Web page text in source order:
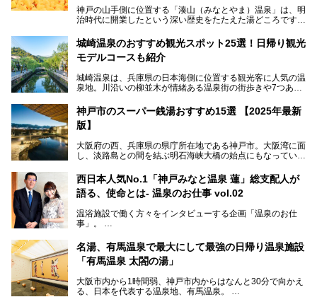
神戸の山手側に位置する「湊山（みなとやま）温泉」は、明
治時代に開業したという深い歴史をたたえた湯どころです。
っぱいに浮かぶアヒルちゃん。さらに、ゆったりくつろげて
コワーキングも可能な休憩スペースも人気に。斬新な企画や
設備で人々をアッと驚かせる湊山温泉の魅力をリポートしま
城崎温泉のおすすめ観光スポット25選！日帰り観光
モデルコースも紹介
城崎温泉は、兵庫県の日本海側に位置する観光客に人気の温
泉地。川沿いの柳並木が情緒ある温泉街の街歩きや7つある
られています。鉄道の駅から温泉街が近く、歩いて回るのに
ちょうどよい規模で、日帰りでの訪問にもおすすめです。
の観光スポットをピックアップ。温泉やご当地グルメなどを
盛り込んだ日帰り観光モデルコースも紹介しているので、ぜ
神戸市のスーパー銭湯おすすめ15選 【2025年最新
版】
大阪府の西、兵庫県の県庁所在地である神戸市。大阪湾に面
し、淡路島との間を結ぶ明石海峡大橋の始点にもなっていま
華街をはじめ、きらびやかに発展したハーバーランドなど、
人気観光スポットもめじろ押しです。
そして、温泉好きの視点から見ると、神戸市といえば何とい
湯です。そのお湯をリーズナブルに体験できる健康ランドや
スーパー銭湯があったら……。今回はそんな希望に沿う施設
きます！
西日本人気No.1「神戸みなと温泉 蓮」総支配人が
語る、使命とは- 温泉のお仕事 vol.02
温浴施設で働く方々をインタビューする企画「温泉のお仕
事」。
ング西日本1位、2年連続「ベストオブ宿泊賞」に輝いた
「神戸みなと温泉 蓮」の魅力に迫りました！
名湯、有馬温泉で最大にして最強の日帰り温泉施設
「有馬温泉 太閤の湯」
大阪市内から1時間弱、神戸市内からはなんと30分で向かえ
る、日本を代表する温泉地、有馬温泉。